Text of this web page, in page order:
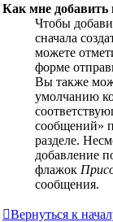
Как мне добавить
Чтобы
сначала
можете
форме
Вы также
умолчанию
сообщений»
разделе.
добавление
флажок
сообщения.
Вернуться к